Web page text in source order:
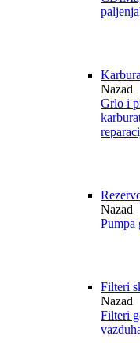
paljenja
Nazad
Grlo i
Nazad
Pumpa
Filteri
Nazad
Filteri